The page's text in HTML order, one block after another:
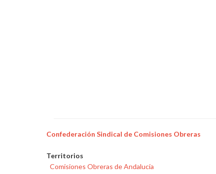
Confederación Sindical de Comisiones Obreras
Territorios
Comisiones Obreras de Andalucía